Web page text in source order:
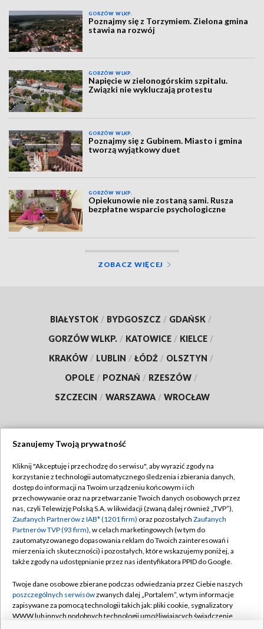
GORZÓW WLKP.
Poznajmy się z Torzymiem. Zielona gmina
stawia na rozwój
GORZÓW WLKP.
Napięcie w zielonogórskim szpitalu.
Związki nie wykluczają protestu
GORZÓW WLKP.
Poznajmy się z Gubinem. Miasto i gmina
tworzą wyjątkowy duet
GORZÓW WLKP.
Opiekunowie nie zostaną sami. Rusza
bezpłatne wsparcie psychologiczne
ZOBACZ WIĘCEJ
BIAŁYSTOK / BYDGOSZCZ / GDAŃSK /
GORZÓW WLKP. / KATOWICE / KIELCE /
KRAKÓW / LUBLIN / ŁÓDŹ / OLSZTYN /
OPOLE / POZNAŃ / RZESZÓW /
SZCZECIN / WARSZAWA / WROCŁAW
TVP
Abonament TVP
Emisja w TVP
Centrum informacji TVP
Naziemna Telewizja Cyfrowa
Rada Programowa
System NOS
Regulamin TVP
Polityka prywatności
Moje zgody
Pomoc
Kontakt
Szanujemy Twoją prywatność
Kliknij "Akceptuję i przechodzę do serwisu", aby wyrazić zgody na
korzystanie z technologii automatycznego śledzenia i zbierania danych,
dostęp do informacji na Twoim urządzeniu końcowym i ich
przechowywanie oraz na przetwarzanie Twoich danych osobowych przez
nas, czyli Telewizję Polską S.A. w likwidacji (zwaną dalej również „TVP”),
Zaufanych Partnerów z IAB* (1201 firm) oraz pozostałych Zaufanych
Partnerów TVP (93 firm), w celach marketingowych (w tym do
zautomatyzowanego dopasowania reklam do Twoich zainteresowań i
mierzenia ich skuteczności) i pozostałych, które wskazujemy poniżej, a
także zgody na udostępnianie przez nas identyfikatora PPID do Google.
Twoje dane osobowe zbierane podczas odwiedzania przez Ciebie naszych
poszczególnych serwisówzwanych dalej „Portalem”, w tym informacje
zapisywane za pomocą technologii takich jak: pliki cookie, sygnalizatory
WWW lub innych podobnych technologii umożliwiających świadczenie